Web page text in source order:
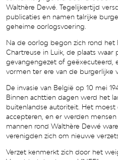
Walthère Dewé. Tegelijkertijd
publicaties en namen talrijke
geheime oorlogsvoering.
Na de oorlog begon zich rond het
Chartreuse in Luik, de plaats
gevangengezet of geëxecuteerd,
vormen ter ere van de burgerlijke
De invasie van België op 10 mei
Binnen achttien dagen werd het
buitenlandse autoriteit. Het
accepteren, en er werden
mannen rond Walthère Dewé
verenigden zich om nieuwe
Verzet kenmerkt zich door het